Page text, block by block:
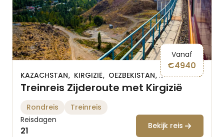
Vanaf
€4940
KAZACHSTAN KIRGIZIË OEZBEKISTAN TURKMENISTAN
Treinreis Zijderoute met Kirgizië
Rondreis
Treinreis
Reisdagen
21 Bekijk reis